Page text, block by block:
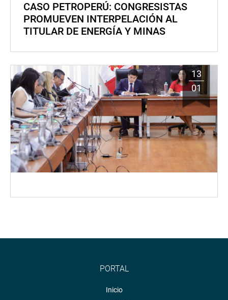
CASO PETROPERÚ: CONGRESISTAS
PROMUEVEN INTERPELACIÓN AL
TITULAR DE ENERGÍA Y MINAS
13
01
PORTAL
Inicio